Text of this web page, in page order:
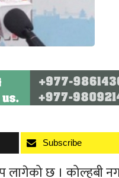
Subscribe
छ । कोल्हबी